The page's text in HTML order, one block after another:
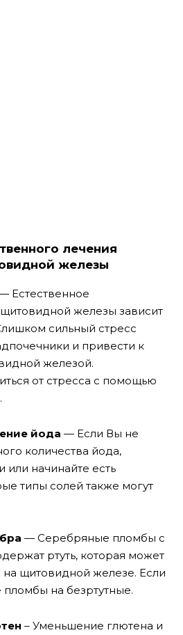
лечения
железы
Естественное
железы зависит
сильный стресс
и привести к
железой.
от стресса с помощью
йода — Если Вы не
количества йода,
начинайте есть
типы солей также могут
— Серебряные пломбы с
ртуть, которая может
на щитовидной железе. Если
на безртутные.
– Уменьшение глютена и